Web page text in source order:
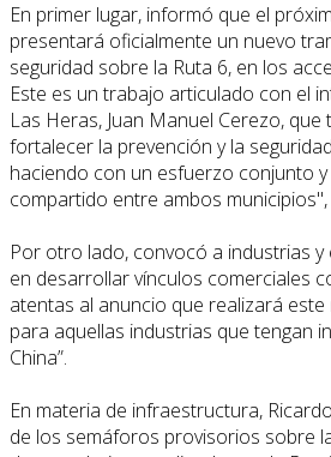
En primer lugar, informó que el
presentará oficialmente un nuevo
seguridad sobre la Ruta 6, en los
Este es un trabajo articulado con el
Las Heras, Juan Manuel Cerezo,
fortalecer la prevención y la
haciendo con un esfuerzo conjunto
compartido entre ambos municipios",
Por otro lado, convocó a industrias
en desarrollar vínculos comerciales
atentas al anuncio que realizará
para aquellas industrias que tengan
China”.
En materia de infraestructura,
de los semáforos provisorios sobre